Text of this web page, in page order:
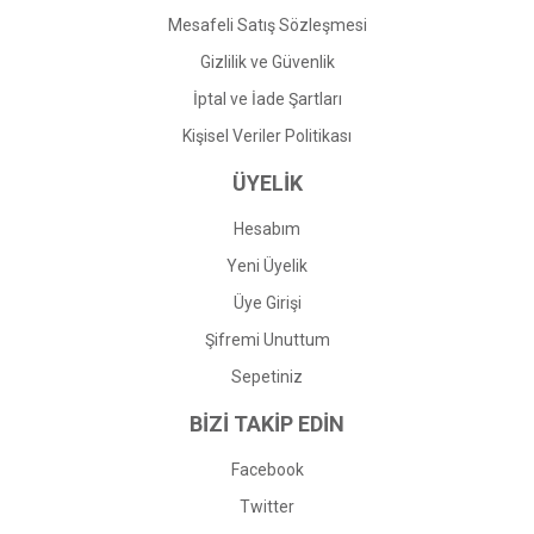
Mesafeli Satış Sözleşmesi
Gizlilik ve Güvenlik
İptal ve İade Şartları
Kişisel Veriler Politikası
ÜYELİK
Hesabım
Yeni Üyelik
Üye Girişi
Şifremi Unuttum
Sepetiniz
BİZİ TAKİP EDİN
Facebook
Twitter